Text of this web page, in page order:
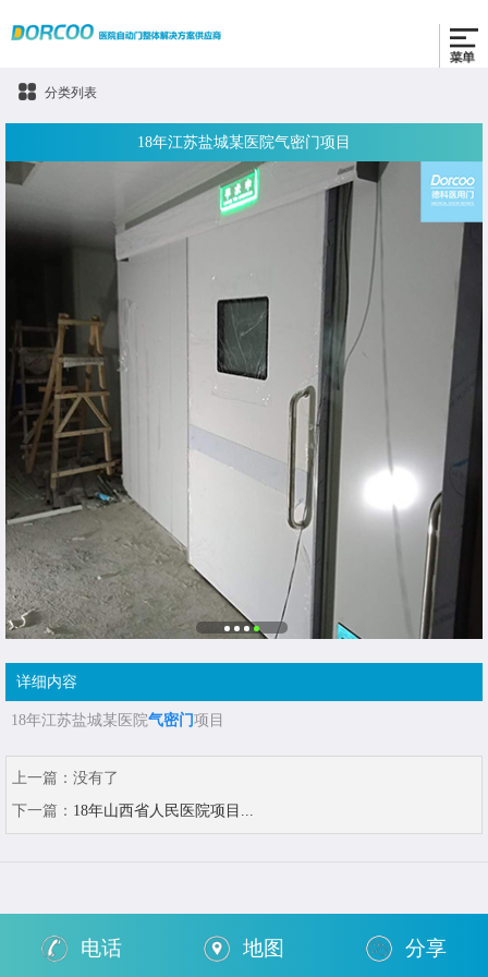
分类列表
18年江苏盐城某医院气密门项目
详细内容
18年江苏盐城某医院气密门项目
上一篇： 没有了
下一篇： 18年山西省人民医院项目...
电话 地图 分享